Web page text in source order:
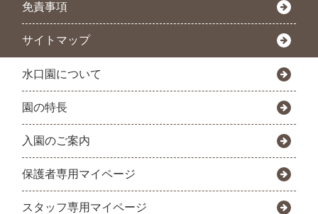
免責事項
サイトマップ
水口園について
園の特長
入園のご案内
保護者専用マイページ
スタッフ専用マイページ